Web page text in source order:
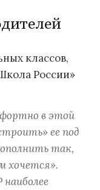
классов,
России»
в этой
ее под
так,
хочется».